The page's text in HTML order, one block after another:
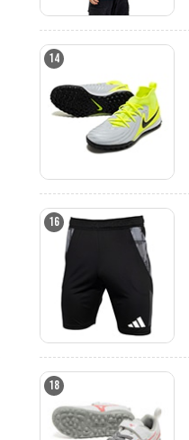
14
16
18